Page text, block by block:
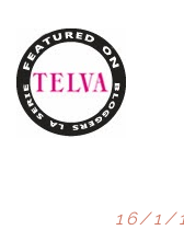
16/1/